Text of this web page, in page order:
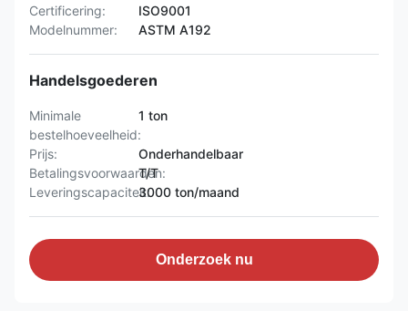
Certificering:
ISO9001
Modelnummer:
ASTM A192
Handelsgoederen
Minimale
bestelhoeveelheid:
1 ton
Prijs:
Onderhandelbaar
Betalingsvoorwaarden:
T/T
Leveringscapaciteit:3000 ton/maand
Onderzoek nu